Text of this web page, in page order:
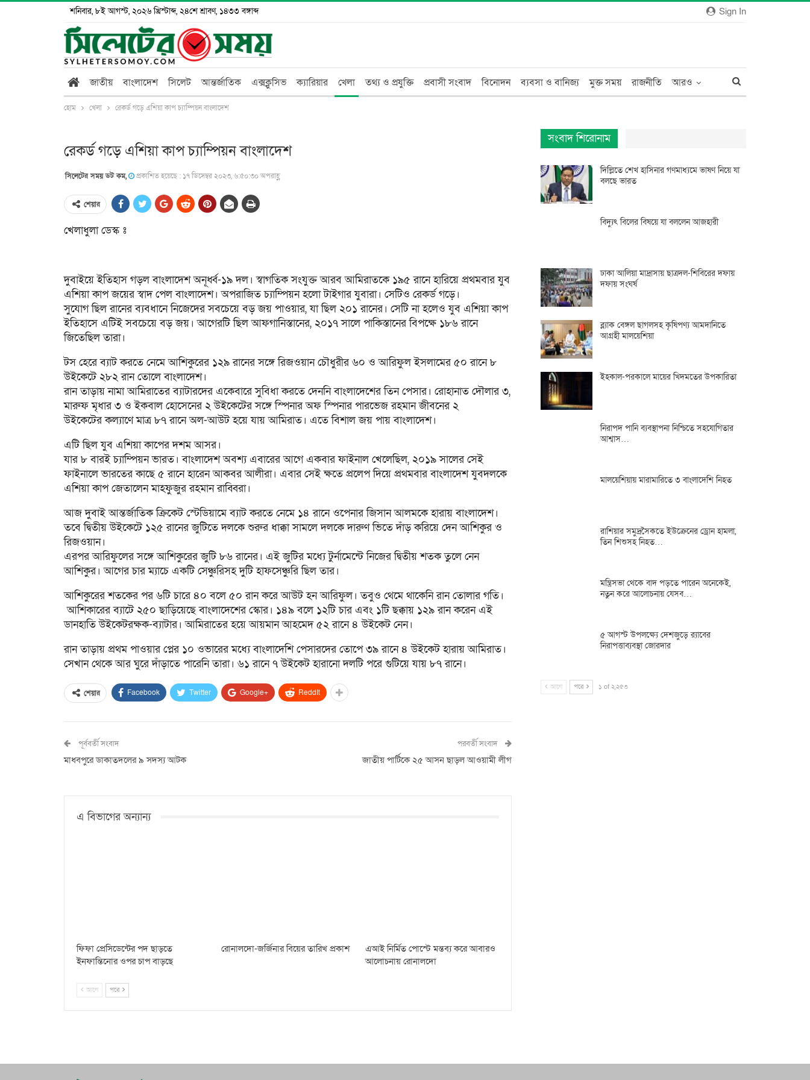
Sign In
শনিবার, ৮ই আগস্ট, ২০২৬ খ্রিস্টাব্দ, ২৪শে শ্রাবণ, ১৪৩৩ বঙ্গাব্দ
জাতীয় বাংলাদেশ সিলেট আন্তর্জাতিক এক্সক্লুসিভ ক্যারিয়ার খেলা তথ্য ও প্রযুক্তি প্রবাসী সংবাদ বিনোদন ব্যবসা ও বানিজ্য মুক্ত সময় রাজনীতি আরও
হোম খেলা রেকর্ড গড়ে এশিয়া কাপ চ্যাম্পিয়ন বাংলাদেশ
রেকর্ড গড়ে এশিয়া কাপ চ্যাম্পিয়ন বাংলাদেশ
সিলেটের সময় ডট কম, প্রকাশিত হয়েছে : ১৭ ডিসেম্বর ২০২৩, ৬:৫০:৩০ অপরাহ্ণ
শেয়ার
খেলাধুলা ডেস্ক ঃ
দুবাইয়ে ইতিহাস গড়ল বাংলাদেশ অনূর্ধ্ব-১৯ দল। স্বাগতিক সংযুক্ত আরব আমিরাতকে ১৯৫ রানে হারিয়ে প্রথমবার যুব
এশিয়া কাপ জয়ের স্বাদ পেল বাংলাদেশ। অপরাজিত চ্যাম্পিয়ন হলো টাইগার যুবারা। সেটিও রেকর্ড গড়ে।
সুযোগ ছিল রানের ব্যবধানে নিজেদের সবচেয়ে বড় জয় পাওয়ার, যা ছিল ২০১ রানের। সেটি না হলেও যুব এশিয়া কাপ
ইতিহাসে এটিই সবচেয়ে বড় জয়। আগেরটি ছিল আফগানিস্তানের, ২০১৭ সালে পাকিস্তানের বিপক্ষে ১৮৬ রানে
জিতেছিল তারা।
টস হেরে ব্যাট করতে নেমে আশিকুরের ১২৯ রানের সঙ্গে রিজওয়ান চৌধুরীর ৬০ ও আরিফুল ইসলামের ৫০ রানে ৮
উইকেটে ২৮২ রান তোলে বাংলাদেশ।
রান তাড়ায় নামা আমিরাতের ব্যাটারদের একেবারে সুবিধা করতে দেননি বাংলাদেশের তিন পেসার। রোহানাত দৌলার ৩,
মারুফ মৃধার ৩ ও ইকবাল হোসেনের ২ উইকেটের সঙ্গে স্পিনার অফ স্পিনার পারভেজ রহমান জীবনের ২
উইকেটের কল্যাণে মাত্র ৮৭ রানে অল-আউট হয়ে যায় আমিরাত। এতে বিশাল জয় পায় বাংলাদেশ।
এটি ছিল যুব এশিয়া কাপের দশম আসর।
যার ৮ বারই চ্যাম্পিয়ন ভারত। বাংলাদেশ অবশ্য এবারের আগে একবার ফাইনাল খেলেছিল, ২০১৯ সালের সেই
ফাইনালে ভারতের কাছে ৫ রানে হারেন আকবর আলীরা। এবার সেই ক্ষতে প্রলেপ দিয়ে প্রথমবার বাংলাদেশ যুবদলকে
এশিয়া কাপ জেতালেন মাহফুজুর রহমান রাব্বিরা।
আজ দুবাই আন্তর্জাতিক ক্রিকেট স্টেডিয়ামে ব্যাট করতে নেমে ১৪ রানে ওপেনার জিসান আলমকে হারায় বাংলাদেশ।
তবে দ্বিতীয় উইকেটে ১২৫ রানের জুটিতে দলকে শুরুর ধাক্কা সামলে দলকে দারুণ ভিতে দাঁড় করিয়ে দেন আশিকুর ও
রিজওয়ান।
এরপর আরিফুলের সঙ্গে আশিকুরের জুটি ৮৬ রানের। এই জুটির মধ্যে টুর্নামেন্টে নিজের দ্বিতীয় শতক তুলে নেন
আশিকুর। আগের চার ম্যাচে একটি সেঞ্চুরিসহ দুটি হাফসেঞ্চুরি ছিল তার।
আশিকুরের শতকের পর ৬টি চারে ৪০ বলে ৫০ রান করে আউট হন আরিফুল। তবুও থেমে থাকেনি রান তোলার গতি।
আশিকারের ব্যাটে ২৫০ ছাড়িয়েছে বাংলাদেশের স্কোর। ১৪৯ বলে ১২টি চার এবং ১টি ছক্কায় ১২৯ রান করেন এই
ডানহাতি উইকেটরক্ষক-ব্যাটার। আমিরাতের হয়ে আয়মান আহমেদ ৫২ রানে ৪ উইকেট নেন।
রান তাড়ায় প্রথম পাওয়ার প্লের ১০ ওভারের মধ্যে বাংলাদেশি পেসারদের তোপে ৩৯ রানে ৪ উইকেট হারায় আমিরাত।
সেখান থেকে আর ঘুরে দাঁড়াতে পারেনি তারা। ৬১ রানে ৭ উইকেট হারানো দলটি পরে গুটিয়ে যায় ৮৭ রানে।
শেয়ার Facebook Twitter Google+ ReddIt
পূর্ববর্তী সংবাদ
মাধবপুরে ডাকাতদলের ৯ সদস্য আটক
পরবর্তী সংবাদ
জাতীয় পার্টিকে ২৫ আসন ছাড়ল আওয়ামী লীগ
এ বিভাগের অন্যান্য
ফিফা প্রেসিডেন্টের পদ ছাড়তে
ইনফান্তিনোর ওপর চাপ বাড়ছে
রোনালদো-জর্জিনার বিয়ের তারিখ প্রকাশ
এআই নির্মিত পোস্টে মন্তব্য করে আবারও
আলোচনায় রোনালদো
আগে পরে
সংবাদ শিরোনাম
দিল্লিতে শেখ হাসিনার গণমাধ্যমে ভাষণ নিয়ে যা
বলছে ভারত
বিদ্যুৎ বিলের বিষয়ে যা বললেন আজহারী
ঢাকা আলিয়া মাদ্রাসায় ছাত্রদল-শিবিরের দফায়
দফায় সংঘর্ষ
ব্ল্যাক বেঙ্গল ছাগলসহ কৃষিপণ্য আমদানিতে
আগ্রহী মালয়েশিয়া
ইহকাল-পরকালে মায়ের খিদমতের উপকারিতা
নিরাপদ পানি ব্যবস্থাপনা নিশ্চিতে সহযোগিতার
আশ্বাস…
মালয়েশিয়ায় মারামারিতে ৩ বাংলাদেশি নিহত
রাশিয়ার সমুদ্রসৈকতে ইউক্রেনের ড্রোন হামলা,
তিন শিশুসহ নিহত…
মন্ত্রিসভা থেকে বাদ পড়তে পারেন অনেকেই,
নতুন করে আলোচনায় যেসব…
৫ আগস্ট উপলক্ষ্যে দেশজুড়ে র‌্যাবের
নিরাপত্তাব্যবস্থা জোরদার
আগে পরে ১ of ২,২৫৩